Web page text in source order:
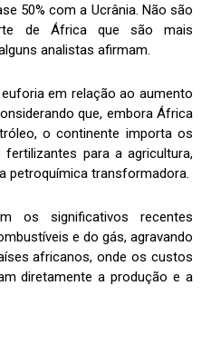
50% com a Ucrânia. Não são
de África que são mais
analistas afirmam.
em relação ao aumento
que, embora África
o continente importa os
para a agricultura,
petroquímica transformadora.
os significativos recentes
e do gás, agravando
africanos, onde os custos
diretamente a produção e a